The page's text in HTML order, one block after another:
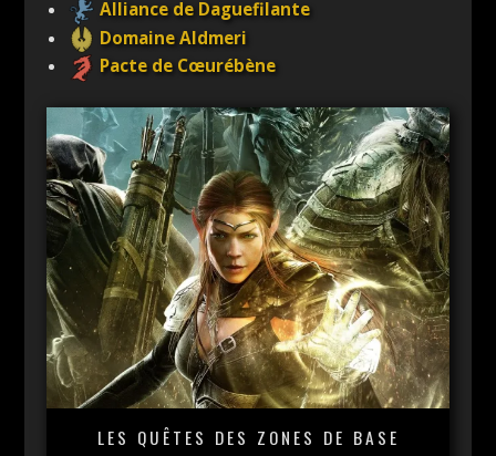
Alliance de Daguefilante
Domaine Aldmeri
Pacte de Cœurébène
LES QUÊTES DES ZONES DE BASE